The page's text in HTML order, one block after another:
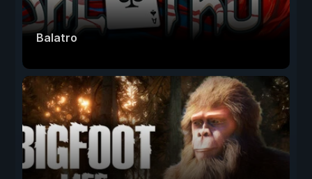
Balatro